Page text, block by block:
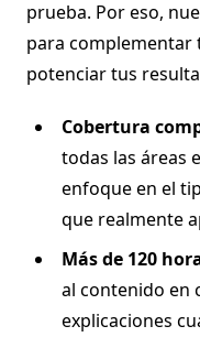
prueba. Por eso,
para complementar
potenciar tus
Cobertura
todas las áreas
enfoque en el
que realmente
Más de 120
al contenido en
explicaciones